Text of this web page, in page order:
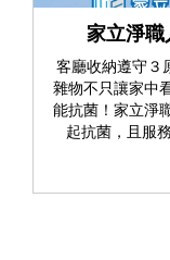
家立淨
客廳收納遵守３
雜物不只讓家中
能抗菌！家立淨
起抗菌，且服